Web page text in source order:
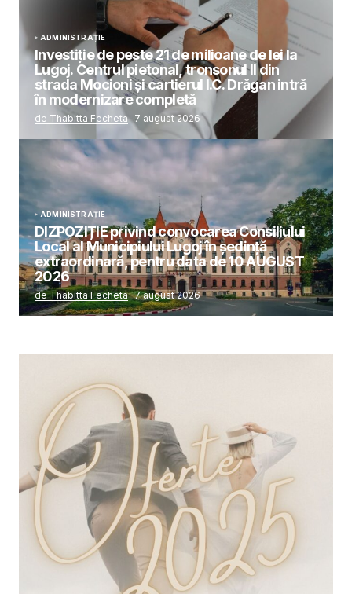
ADMINISTRAȚIE
Investiție de peste 21 de milioane de lei la
Lugoj. Centrul pietonal, tronsonul II din
strada Mocioni și cartierul I.C. Drăgan intră
în modernizare completă
de Thabitta Fecheta 7 august 2026
ADMINISTRAȚIE
DIZPOZIȚIE privind convocarea Consiliului
Local al Municipiului Lugoj în şedinţă
extraordinară, pentru data de 10 AUGUST
2026
de Thabitta Fecheta 7 august 2026